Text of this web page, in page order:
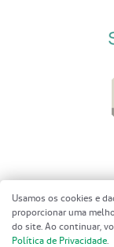
Usamos os cookies e
proporcionar uma
do site. Ao continuar,
Política de Privacidade.